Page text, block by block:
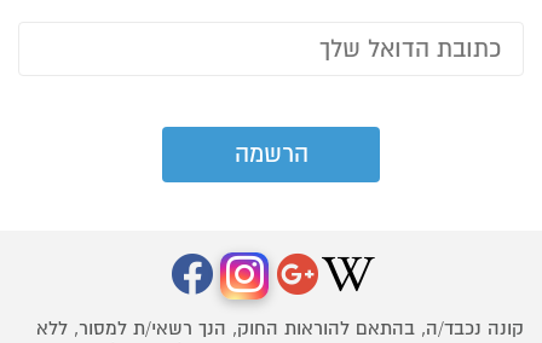
קונה נכבד/ה, בהתאם להוראות החוק, הנך רשאי/ת למסור, ללא